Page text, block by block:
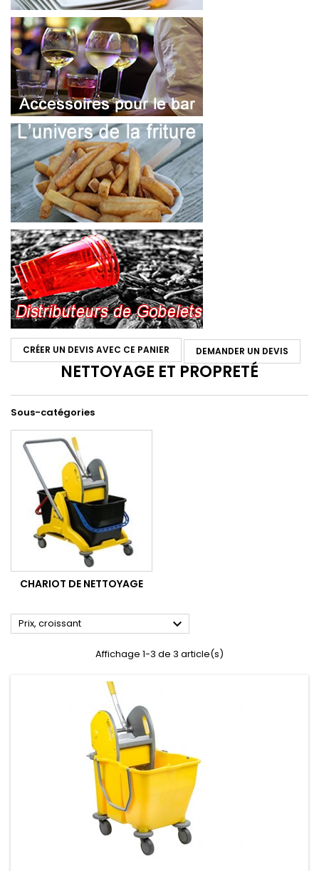
CRÉER UN DEVIS AVEC CE PANIER DEMANDER UN DEVIS
NETTOYAGE ET PROPRETÉ
Sous-catégories
CHARIOT DE NETTOYAGE
Prix, croissant 
Affichage 1-3 de 3 article(s)